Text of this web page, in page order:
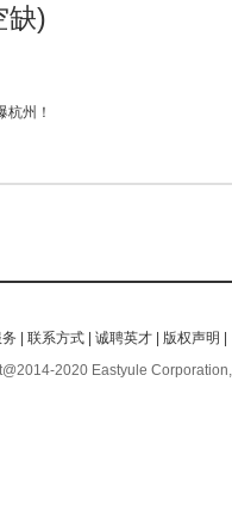
)
州！
|联系方式 |诚聘英才 | 版权声明 |
2020 Eastyule